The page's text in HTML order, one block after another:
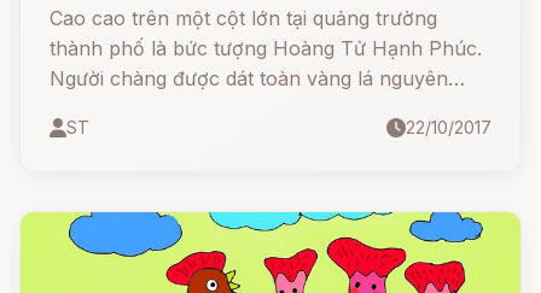
Cao cao trên một cột lớn tại quảng trường
thành phố là bức tượng Hoàng Tử Hạnh Phúc.
Người chàng được dát toàn vàng lá nguyên
trên chuôi kiếm gắn một viên hồng ngọc lấp
ST 22/10/2017